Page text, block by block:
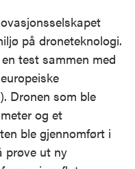
på droneteknologi.
test sammen med
Dronen som ble
og et
ble gjennomført i
prøve ut ny